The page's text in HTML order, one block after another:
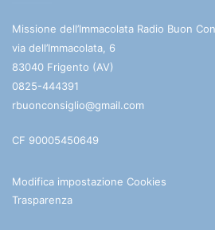
Missione dell’Immacolata Radio Buon
via dell’Immacolata, 6
83040 Frigento (AV)
0825-444391
rbuonconsiglio@gmail.com
CF 90005450649
Modifica impostazione Cookies
Trasparenza